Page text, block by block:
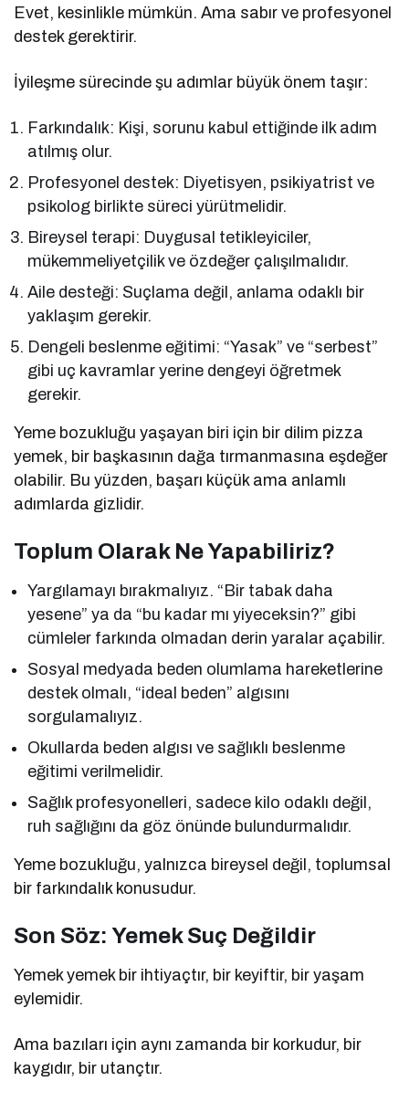
Evet, kesinlikle mümkün. Ama sabır ve profesyonel
destek gerektirir.
İyileşme sürecinde şu adımlar büyük önem taşır:
Farkındalık: Kişi, sorunu kabul ettiğinde ilk adım
atılmış olur.
Profesyonel destek: Diyetisyen, psikiyatrist ve
psikolog birlikte süreci yürütmelidir.
Bireysel terapi: Duygusal tetikleyiciler,
mükemmeliyetçilik ve özdeğer çalışılmalıdır.
Aile desteği: Suçlama değil, anlama odaklı bir
yaklaşım gerekir.
Dengeli beslenme eğitimi: “Yasak” ve “serbest”
gibi uç kavramlar yerine dengeyi öğretmek
gerekir.
Yeme bozukluğu yaşayan biri için bir dilim pizza
yemek, bir başkasının dağa tırmanmasına eşdeğer
olabilir. Bu yüzden, başarı küçük ama anlamlı
adımlarda gizlidir.
Toplum Olarak Ne Yapabiliriz?
Yargılamayı bırakmalıyız. “Bir tabak daha
yesene” ya da “bu kadar mı yiyeceksin?” gibi
cümleler farkında olmadan derin yaralar açabilir.
Sosyal medyada beden olumlama hareketlerine
destek olmalı, “ideal beden” algısını
sorgulamalıyız.
Okullarda beden algısı ve sağlıklı beslenme
eğitimi verilmelidir.
Sağlık profesyonelleri, sadece kilo odaklı değil,
ruh sağlığını da göz önünde bulundurmalıdır.
Yeme bozukluğu, yalnızca bireysel değil, toplumsal
bir farkındalık konusudur.
Son Söz: Yemek Suç Değildir
Yemek yemek bir ihtiyaçtır, bir keyiftir, bir yaşam
eylemidir.
Ama bazıları için aynı zamanda bir korkudur, bir
kaygıdır, bir utançtır.